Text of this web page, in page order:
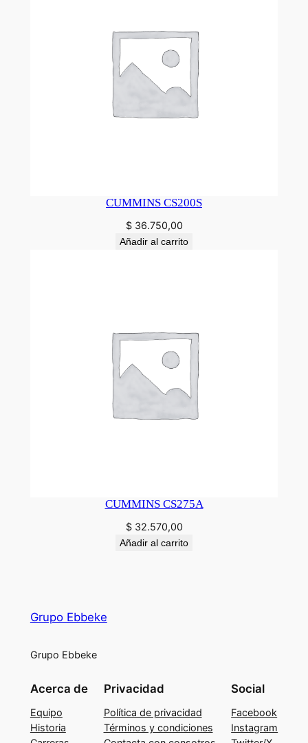
CUMMINS CS200S
$36.750,00
Añadir al carrito
CUMMINS CS275A
$32.570,00
Añadir al carrito
Grupo Ebbeke
Grupo Ebbeke
Acerca de
Equipo
Historia
Privacidad
Política de privacidad
Términos y condiciones
Social
Facebook
Instagram